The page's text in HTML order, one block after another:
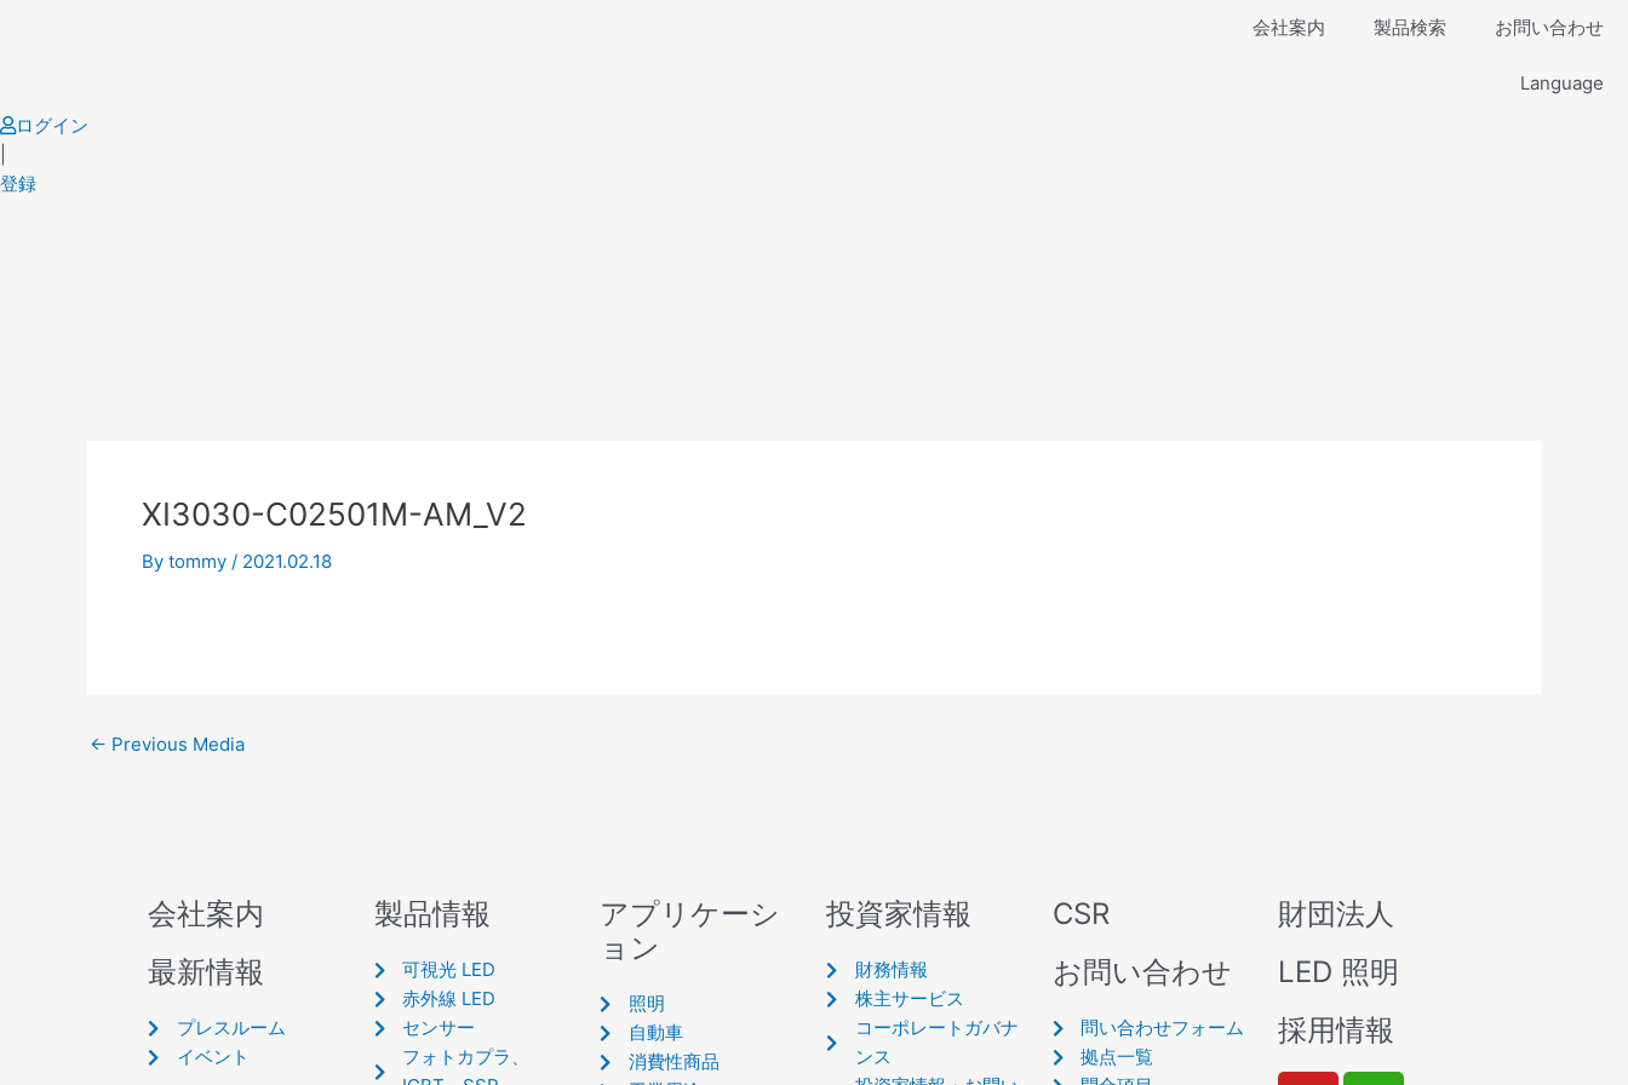
会社案内 製品検索 お問い合わせ
Language
ログイン
登録
XI3030-C02501M-AM_V2
By tommy / 2021.02.18
← Previous Media
会社案内
最新情報
プレスルーム
イベント
製品情報
可視光 LED
赤外線 LED
センサー
フォトカプラ、
アプリケーシ
ョン
照明
自動車
消費性商品
投資家情報
財務情報
株主サービス
コーポレートガバナ
ンス
CSR
お問い合わせ
問い合わせフォーム
拠点一覧
財団法人
LED 照明
採用情報